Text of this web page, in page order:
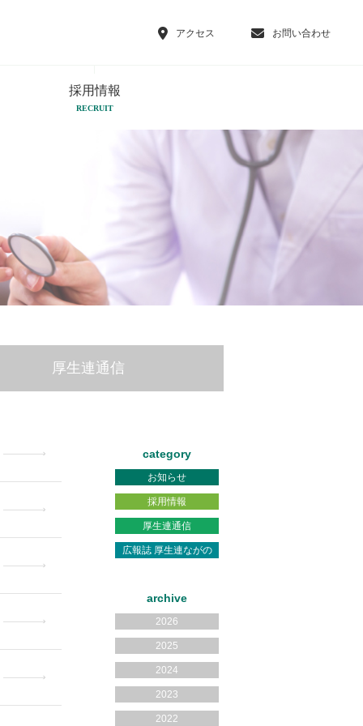
アクセス お問い合わせ
採用情報
RECRUIT
厚生連通信
category
お知らせ
採用情報
厚生連通信
広報誌 厚生連ながの
archive
2026
2025
2024
2023
2022